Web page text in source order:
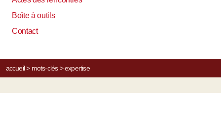
Boîte à outils
Contact
accueil> mots-clés> expertise